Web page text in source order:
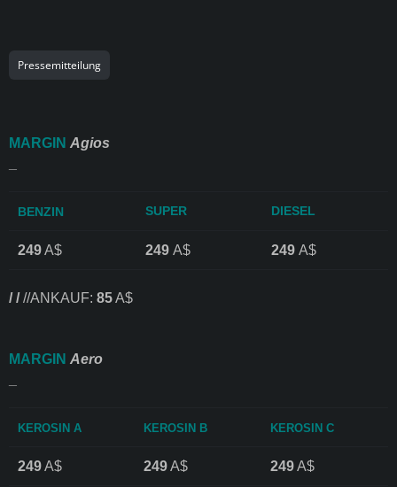
Pressemitteilung
MARGIN Agios
BENZIN SUPER DIESEL
249A$ 249 A$ 249 A$
/ ///ANKAUF: 85A$
MARGIN Aero
KEROSIN A KEROSIN B KEROSIN C
249A$ 249A$ 249A$